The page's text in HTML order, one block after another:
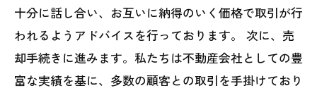
十分に話し合い、お互いに納得のいく価格で取引が行
われるようアドバイスを行っております。 次に、売
却手続きに進みます。私たちは不動産会社としての豊
富な実績を基に、多数の顧客との取引を手掛けており